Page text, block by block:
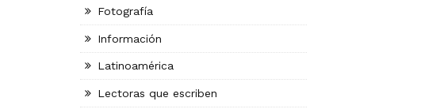
Fotografía
Información
Latinoamérica
Lectoras que escriben